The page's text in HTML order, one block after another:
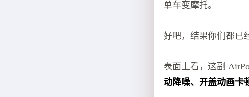
单车变摩托。
好吧，结果你们都已
表面上看，这副
动降噪、开盖动画卡